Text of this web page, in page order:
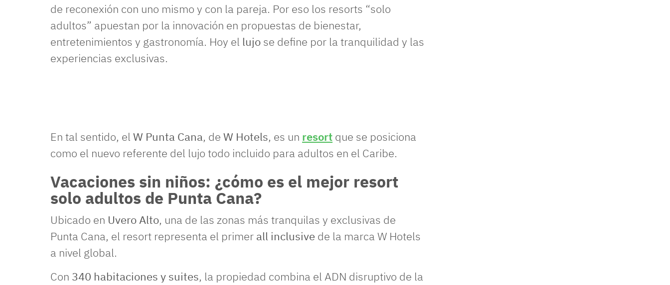
de reconexión con uno mismo y con la pareja. Por eso los resorts “solo
adultos” apuestan por la innovación en propuestas de bienestar,
entretenimientos y gastronomía. Hoy el lujo se define por la tranquilidad y las
experiencias exclusivas.
En tal sentido, el W Punta Cana, de W Hotels, es un resort que se posiciona
como el nuevo referente del lujo todo incluido para adultos en el Caribe.
Vacaciones sin niños: ¿cómo es el mejor resort
solo adultos de Punta Cana?
Ubicado en Uvero Alto, una de las zonas más tranquilas y exclusivas de
Punta Cana, el resort representa el primer all inclusive de la marca W Hotels
a nivel global.
Con 340 habitaciones y suites, la propiedad combina el ADN disruptivo de la